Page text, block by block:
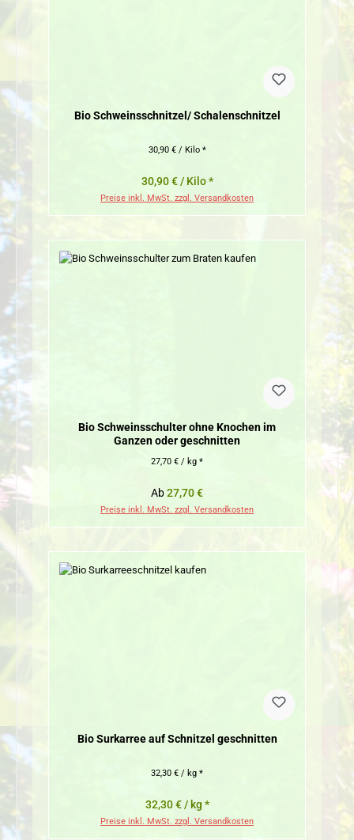
Bio Schweinsschnitzel/ Schalenschnitzel
30,90 € / Kilo *
30,90 € / Kilo *
Preise inkl. MwSt. zzgl. Versandkosten
Bio Schweinsschulter ohne Knochen im
Ganzen oder geschnitten
27,70 € / kg *
Regulärer Preis:
Ab27,70 €
Preise inkl. MwSt. zzgl. Versandkosten
Bio Surkarree auf Schnitzel geschnitten
32,30 € / kg *
32,30 € / kg *
Preise inkl. MwSt. zzgl. Versandkosten